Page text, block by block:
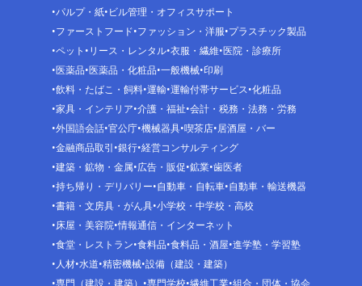
パルプ・紙 ビル管理・オフィスサポート
ファーストフード ファッション・洋服 プラスチック製品
ペット リース・レンタル 衣服・繊維 医院・診療所
医薬品 医薬品・化粧品 一般機械 印刷
飲料・たばこ・飼料 運輸 運輸付帯サービス 化粧品
家具・インテリア 介護・福祉 会計・税務・法務・労務
外国語会話 官公庁 機械器具 喫茶店 居酒屋・バー
金融商品取引 銀行 経営コンサルティング
建築・鉱物・金属 広告・販促 鉱業 歯医者
持ち帰り・デリバリー 自動車・自転車 自動車・輸送機器
書籍・文房具・がん具 小学校・中学校・高校
床屋・美容院 情報通信・インターネット
食堂・レストラン 食料品 食料品・酒屋 進学塾・学習塾
人材 水道 精密機械 設備（建設・建築）
専門（建設・建築）
専門学校 繊維工業 組合・団体・協会